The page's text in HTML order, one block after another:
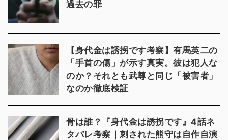
過去の罪
【身代金は誘拐です考察】有馬英二の
「手首の傷」が示す真実。彼は犯人な
のか？それとも武尊と同じ「被害者」
なのか徹底検証
骨は誰？『身代金は誘拐です』4話ネ
タバレ考察｜刺された熊守は自作自演